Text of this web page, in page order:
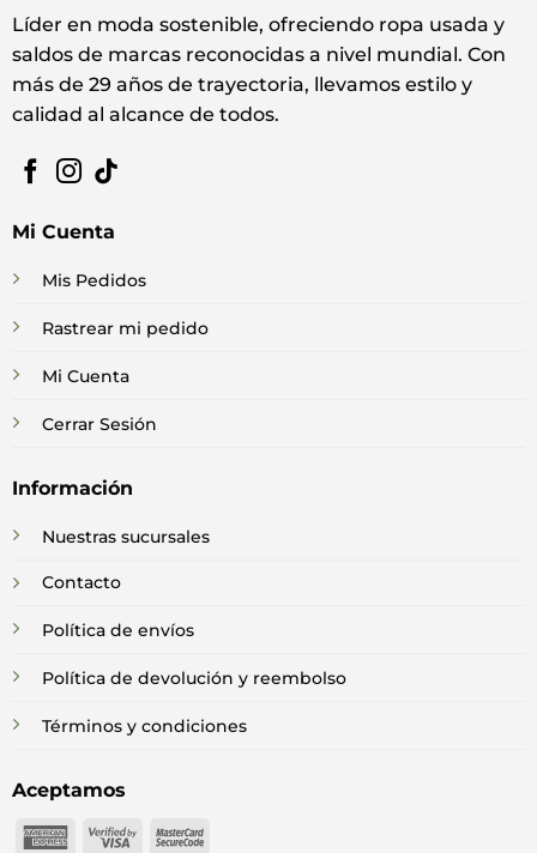
Líder en moda sostenible, ofreciendo ropa usada y
saldos de marcas reconocidas a nivel mundial. Con
más de 29 años de trayectoria, llevamos estilo y
calidad al alcance de todos.
Mi Cuenta
Mis Pedidos
Rastrear mi pedido
Mi Cuenta
Cerrar Sesión
Información
Nuestras sucursales
Contacto
Política de envíos
Política de devolución y reembolso
Términos y condiciones
Aceptamos
American
Visa MasterCard